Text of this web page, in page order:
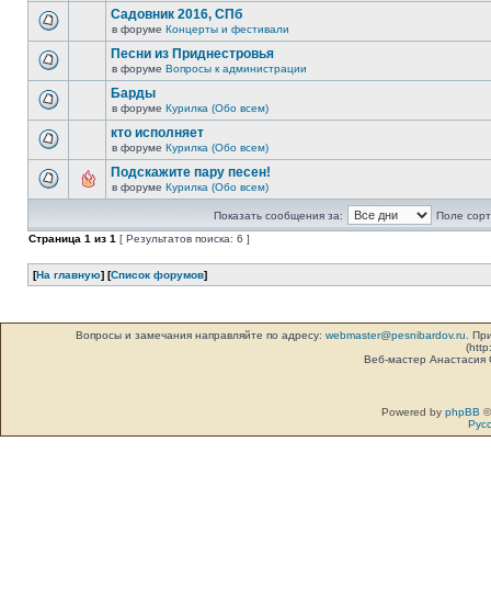
Садовник 2016, СПб
в форуме Концерты и фестивали
Песни из Приднестровья
в форуме Вопросы к администрации
Барды
в форуме Курилка (Обо всем)
кто исполняет
в форуме Курилка (Обо всем)
Подскажите пару песен!
в форуме Курилка (Обо всем)
Показать сообщения за:
Поле
Страница 1 из 1 [ Результатов поиска: 6 ]
[На главную] [Список форумов]
Вопросы и замечания направляйте по адресу: webmaster@pesnibardov.ru .
Веб-мастер
Powered by phpBB